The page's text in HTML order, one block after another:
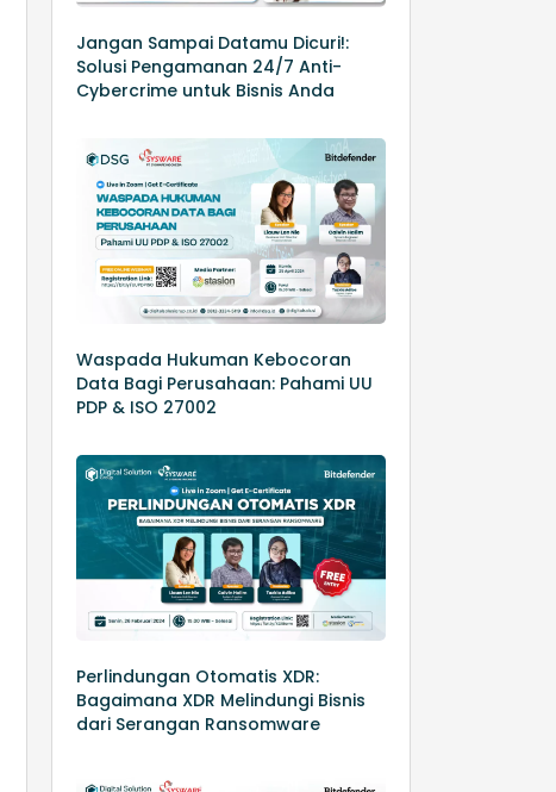
Jangan Sampai Datamu Dicuri!:
Solusi Pengamanan 24/7 Anti-
Cybercrime untuk Bisnis Anda
Waspada Hukuman Kebocoran
Data Bagi Perusahaan: Pahami UU
PDP & ISO 27002
Perlindungan Otomatis XDR:
Bagaimana XDR Melindungi Bisnis
dari Serangan Ransomware